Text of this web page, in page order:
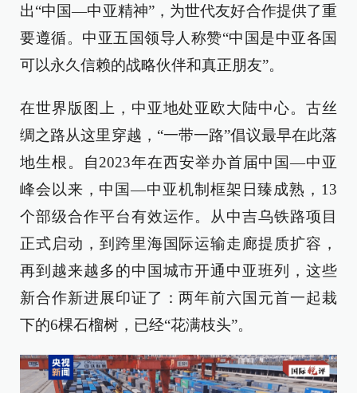
出“中国—中亚精神”，为世代友好合作提供了重
要遵循。中亚五国领导人称赞“中国是中亚各国
可以永久信赖的战略伙伴和真正朋友”。
在世界版图上，中亚地处亚欧大陆中心。古丝
绸之路从这里穿越，“一带一路”倡议最早在此落
地生根。自2023年在西安举办首届中国—中亚
峰会以来，中国—中亚机制框架日臻成熟，13
个部级合作平台有效运作。从中吉乌铁路项目
正式启动，到跨里海国际运输走廊提质扩容，
再到越来越多的中国城市开通中亚班列，这些
新合作新进展印证了：两年前六国元首一起栽
下的6棵石榴树，已经“花满枝头”。